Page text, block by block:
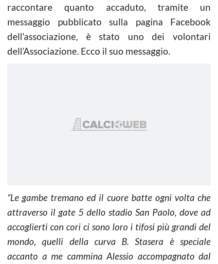
raccontare quanto accaduto, tramite un
messaggio pubblicato sulla pagina Facebook
dell’associazione, è stato uno dei volontari
dell’Associazione. Ecco il suo messaggio.
“Le gambe tremano ed il cuore batte ogni volta che
attraverso il gate 5 dello stadio San Paolo, dove ad
accoglierti con cori ci sono loro i tifosi più grandi del
mondo, quelli della curva B. Stasera è speciale
accanto a me cammina Alessio accompagnato dal